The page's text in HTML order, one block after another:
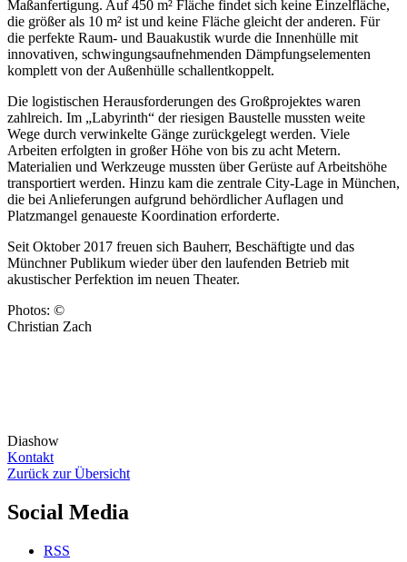
Maßanfertigung. Auf 450 m² Fläche findet sich keine Einzelfläche,
die größer als 10 m² ist und keine Fläche gleicht der anderen. Für
die perfekte Raum- und Bauakustik wurde die Innenhülle mit
innovativen, schwingungsaufnehmenden Dämpfungselementen
komplett von der Außenhülle schallentkoppelt.
Die logistischen Herausforderungen des Großprojektes waren
zahlreich. Im „Labyrinth“ der riesigen Baustelle mussten weite
Wege durch verwinkelte Gänge zurückgelegt werden. Viele
Arbeiten erfolgten in großer Höhe von bis zu acht Metern.
Materialien und Werkzeuge mussten über Gerüste auf Arbeitshöhe
transportiert werden. Hinzu kam die zentrale City-Lage in München,
die bei Anlieferungen aufgrund behördlicher Auflagen und
Platzmangel genaueste Koordination erforderte.
Seit Oktober 2017 freuen sich Bauherr, Beschäftigte und das
Münchner Publikum wieder über den laufenden Betrieb mit
akustischer Perfektion im neuen Theater.
Photos: ©
Christian Zach
Diashow
Kontakt
Zurück zur Übersicht
Social Media
RSS